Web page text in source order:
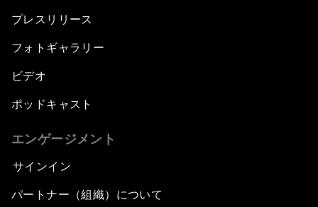
プレスリリース
フォトギャラリー
ビデオ
ポッドキャスト
エンゲージメント
サインイン
パートナー（組織）について